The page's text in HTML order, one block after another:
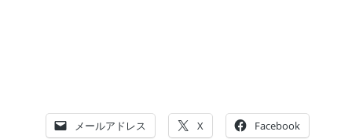
メールアドレス X Facebook